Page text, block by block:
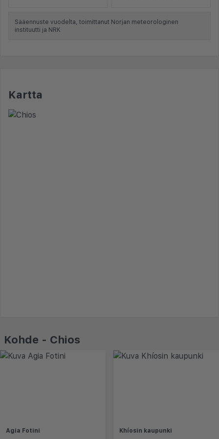
Sääennuste vuodelta, toimittanut Norjan meteorologinen
instituutti ja NRK
Kartta
Kohde - Chios
Agia Fotini Khíosin kaupunki